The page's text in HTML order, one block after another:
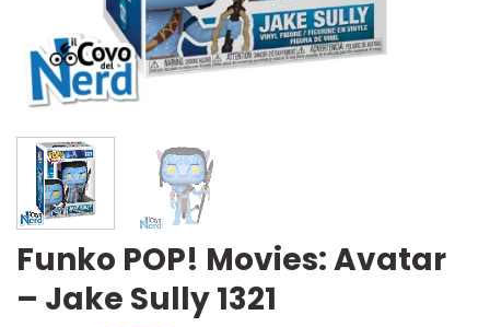
Funko POP! Movies: Avatar
– Jake Sully 1321